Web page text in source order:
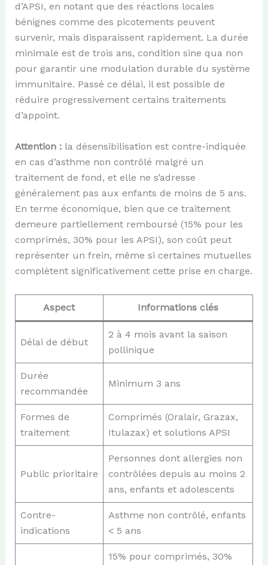
d’APSI, en notant que des réactions locales
bénignes comme des picotements peuvent
survenir, mais disparaissent rapidement. La durée
minimale est de trois ans, condition sine qua non
pour garantir une modulation durable du système
immunitaire. Passé ce délai, il est possible de
réduire progressivement certains traitements
d’appoint.
Attention :la désensibilisation est contre-indiquée
en cas d’asthme non contrôlé malgré un
traitement de fond, et elle ne s’adresse
généralement pas aux enfants de moins de 5 ans.
En terme économique, bien que ce traitement
demeure partiellement remboursé (15% pour les
comprimés, 30% pour les APSI), son coût peut
représenter un frein, même si certaines mutuelles
complètent significativement cette prise en charge.
Aspect Informations clés
Délai de début
2 à 4 mois avant la saison
pollinique
Durée
recommandée
Minimum 3 ans
Formes de
traitement
Comprimés (Oralair, Grazax,
Itulazax) et solutions APSI
Public prioritaire
Personnes dont allergies non
contrôlées depuis au moins 2
ans, enfants et adolescents
Contre-
indications
Asthme non contrôlé, enfants
< 5 ans
15% pour comprimés, 30%